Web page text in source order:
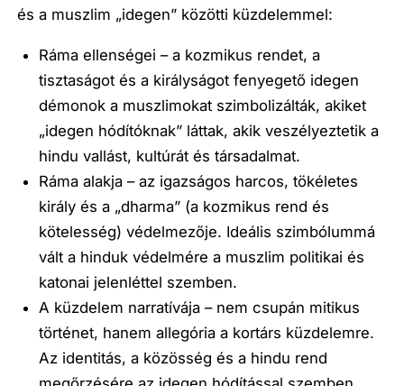
és a muszlim „idegen” közötti küzdelemmel:
Ráma ellenségei – a kozmikus rendet, a
tisztaságot és a királyságot fenyegető idegen
démonok a muszlimokat szimbolizálták, akiket
„idegen hódítóknak” láttak, akik veszélyeztetik a
hindu vallást, kultúrát és társadalmat.
Ráma alakja – az igazságos harcos, tökéletes
király és a „dharma” (a kozmikus rend és
kötelesség) védelmezője. Ideális szimbólummá
vált a hinduk védelmére a muszlim politikai és
katonai jelenléttel szemben.
A küzdelem narratívája – nem csupán mitikus
történet, hanem allegória a kortárs küzdelemre.
Az identitás, a közösség és a hindu rend